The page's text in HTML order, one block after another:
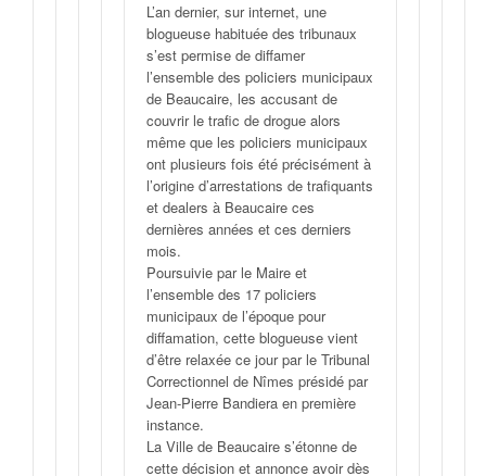
L’an dernier, sur internet, une
blogueuse habituée des tribunaux
s’est permise de diffamer
l’ensemble des policiers municipaux
de Beaucaire, les accusant de
couvrir le trafic de drogue alors
même que les policiers municipaux
ont plusieurs fois été précisément à
l’origine d’arrestations de trafiquants
et dealers à Beaucaire ces
dernières années et ces derniers
mois.
Poursuivie par le Maire et
l’ensemble des 17 policiers
municipaux de l’époque pour
diffamation, cette blogueuse vient
d’être relaxée ce jour par le Tribunal
Correctionnel de Nîmes présidé par
Jean-Pierre Bandiera en première
instance.
La Ville de Beaucaire s’étonne de
cette décision et annonce avoir dès